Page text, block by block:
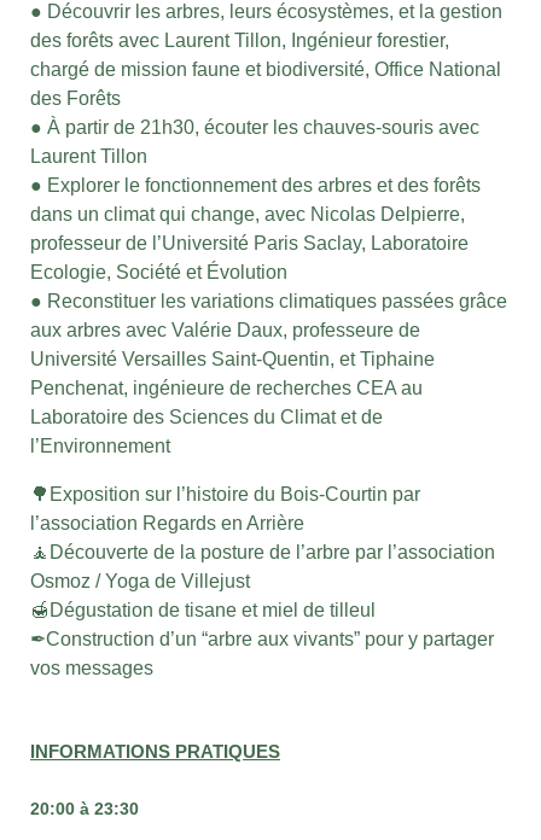
● Découvrir les arbres, leurs écosystèmes, et la gestion
des forêts avec Laurent Tillon, Ingénieur forestier,
chargé de mission faune et biodiversité, Office National
des Forêts
● À partir de 21h30, écouter les chauves-souris avec
Laurent Tillon
● Explorer le fonctionnement des arbres et des forêts
dans un climat qui change, avec Nicolas Delpierre,
professeur de l’Université Paris Saclay, Laboratoire
Ecologie, Société et Évolution
● Reconstituer les variations climatiques passées grâce
aux arbres avec Valérie Daux, professeure de
Université Versailles Saint-Quentin, et Tiphaine
Penchenat, ingénieure de recherches CEA au
Laboratoire des Sciences du Climat et de
l’Environnement
🌳Exposition sur l’histoire du Bois-Courtin par
l’association Regards en Arrière
🧘Découverte de la posture de l’arbre par l’association
Osmoz / Yoga de Villejust
🍯Dégustation de tisane et miel de tilleul
✒Construction d’un “arbre aux vivants” pour y partager
vos messages
INFORMATIONS PRATIQUES
20:00 à 23:30